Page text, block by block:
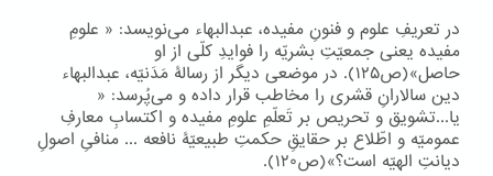
در تعریفِ علوم و فنونِ مفیده، عبدالبهاء می‌نویسد: « علومِ
مفیده یعنی جمعیّتِ بشریّه را فوایدِ کلّی از او
حاصل»(ص۱۲۵). در موضعی دیگر از رسالۀ مَدَنیّه، عبدالبهاء
دین سالارانِ قشری را مخاطب قرار داده و می‌پُرسد: «
یا...تشویق و تحریص بر تَعلّمِ علومِ مفیده و اکتسابِ معارفِ
عمومیّه و اطّلاع بر حقایقِ حکمتِ طبیعیّۀ نافعه ... منافیِ اصولِ
دیانتِ الهیّه است؟»(ص۱۲۰).